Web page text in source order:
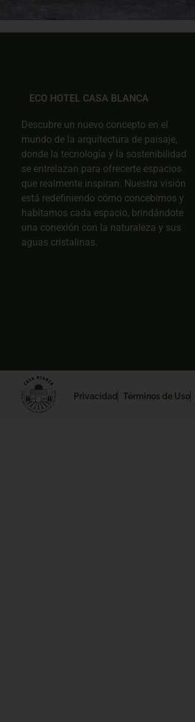
ECO HOTEL CASA BLANCA
Descubre un nuevo concepto en el
mundo de la arquitectura de paisaje,
donde la tecnología y la sostenibilidad
se entrelazan para ofrecerte espacios
que realmente inspiran. Nuestra visión
está redefiniendo cómo concebimos y
habitamos cada espacio, brindándote
una conexión con la naturaleza y sus
aguas cristalinas.
Privacidad Términos de Uso